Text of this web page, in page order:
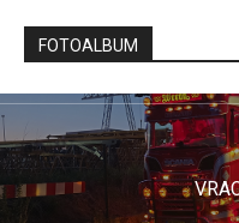
FOTOALBUM